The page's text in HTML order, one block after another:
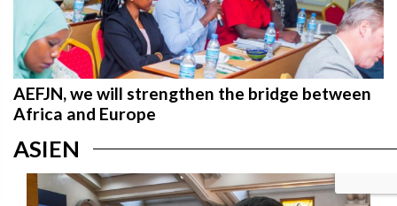
AEFJN, we will strengthen the bridge between
Africa and Europe
ASIEN